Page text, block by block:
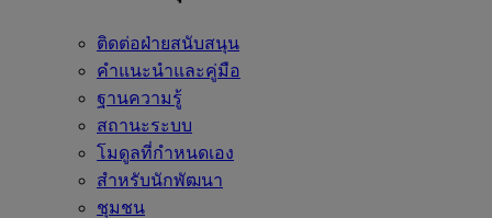
ติดต่อฝ่ายสนับสนุน
คำแนะนำและคู่มือ
ฐานความรู้
สถานะระบบ
โมดูลที่กำหนดเอง
สำหรับนักพัฒนา
ชุมชน